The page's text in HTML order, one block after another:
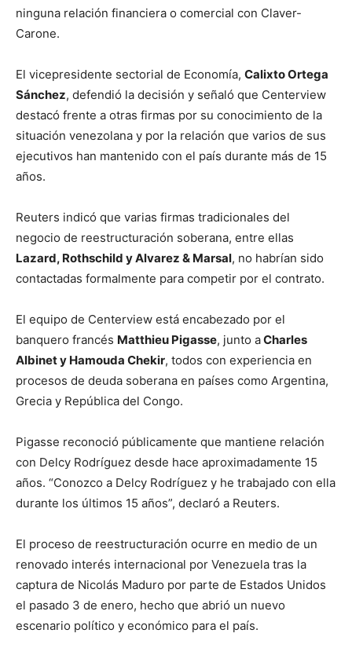
ninguna relación financiera o comercial con Claver-
Carone.
El vicepresidente sectorial de Economía, Calixto Ortega
Sánchez, defendió la decisión y señaló que Centerview
destacó frente a otras firmas por su conocimiento de la
situación venezolana y por la relación que varios de sus
ejecutivos han mantenido con el país durante más de 15
años.
Reuters indicó que varias firmas tradicionales del
negocio de reestructuración soberana, entre ellas
Lazard, Rothschild y Alvarez & Marsal, no habrían sido
contactadas formalmente para competir por el contrato.
El equipo de Centerview está encabezado por el
banquero francés Matthieu Pigasse, junto aCharles
Albinet y Hamouda Chekir, todos con experiencia en
procesos de deuda soberana en países como Argentina,
Grecia y República del Congo.
Pigasse reconoció públicamente que mantiene relación
con Delcy Rodríguez desde hace aproximadamente 15
años. “Conozco a Delcy Rodríguez y he trabajado con ella
durante los últimos 15 años”, declaró a Reuters.
El proceso de reestructuración ocurre en medio de un
renovado interés internacional por Venezuela tras la
captura de Nicolás Maduro por parte de Estados Unidos
el pasado 3 de enero, hecho que abrió un nuevo
escenario político y económico para el país.